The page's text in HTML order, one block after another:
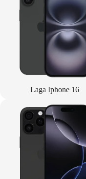
Laga Iphone 16